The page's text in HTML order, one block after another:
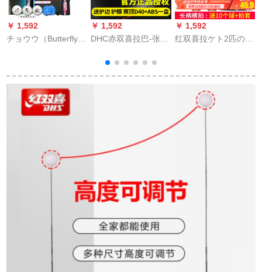
￥ 1,592
チョウウ（Butterfly）
チョウの王をしたこ
とです。単拍の初心
者娯楽は二重の逆ゴ
ムです。三星TBC
一つつまむ。
￥ 1,592
DHC赤双喜拉巴-张り
ゴムムのシ-リングが
狂暴です。3普狂暴で
赤の2.15のニュー普
狂-40度-送试合のテ
ーパ10粒
￥ 1,592
红双喜拉ケト2匹の卓
球ラクトの兵用ラッ
ケトの规格品に直接
横つまみppq娯楽娯楽
の2横撮りを提供しま
す。